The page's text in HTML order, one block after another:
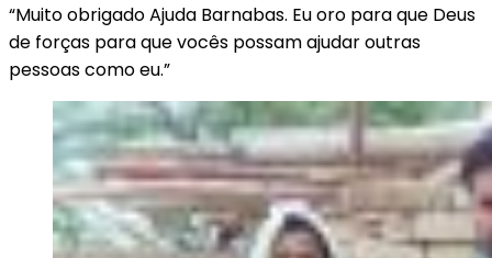
“Muito obrigado Ajuda Barnabas. Eu oro para que Deus
de forças para que vocês possam ajudar outras
pessoas como eu.”